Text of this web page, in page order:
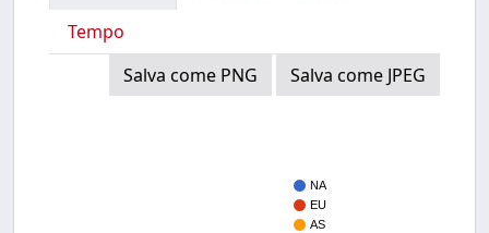
Tempo
Salva come PNG
Salva come JPEG
NA
EU
AS